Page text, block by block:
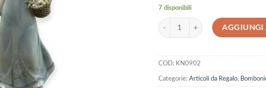
7 disponibili
Bomboniera Comunione
AGGIUNGI
COD: KN0902
Categorie: Articoli da Regalo,